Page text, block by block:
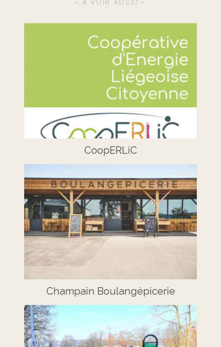
A VOIR AUSSI
CoopERLiC
Champain Boulangépicerie